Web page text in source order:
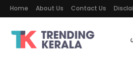
Home About Us Contact Us